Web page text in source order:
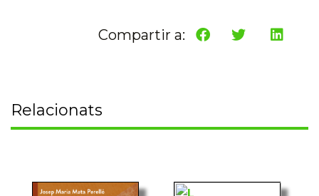
Compartir a:
Relacionats